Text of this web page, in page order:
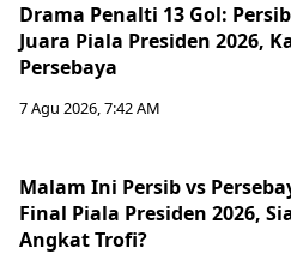
Drama Penalti 13 Gol:
Juara Piala Presiden 2026,
Persebaya
7 Agu 2026, 7:42 AM
Malam Ini Persib vs
Final Piala Presiden 2026,
Angkat Trofi?